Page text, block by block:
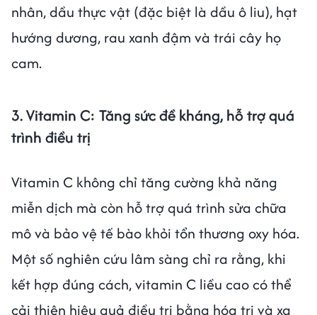
nhân, dầu thực vật (đặc biệt là dầu ô liu), hạt
hướng dương, rau xanh đậm và trái cây họ
cam.
3. Vitamin C: Tăng sức đề kháng, hỗ trợ quá
trình điều trị
Vitamin C không chỉ tăng cường khả năng
miễn dịch mà còn hỗ trợ quá trình sửa chữa
mô và bảo vệ tế bào khỏi tổn thương oxy hóa.
Một số nghiên cứu lâm sàng chỉ ra rằng, khi
kết hợp đúng cách, vitamin C liều cao có thể
cải thiện hiệu quả điều trị bằng hóa trị và xạ